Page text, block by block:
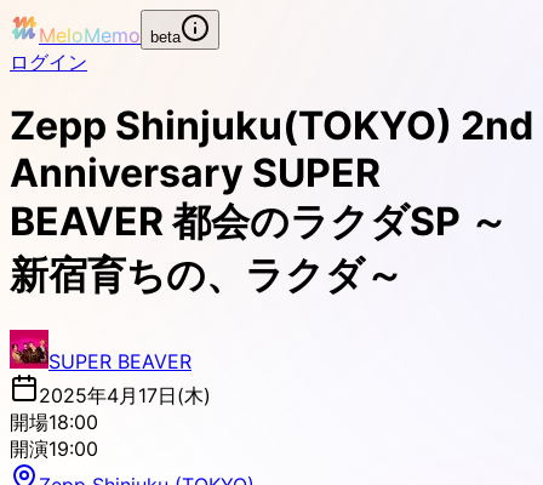
MeloMemo beta
ログイン
Zepp Shinjuku(TOKYO) 2nd
Anniversary SUPER
BEAVER 都会のラクダSP ～
新宿育ちの、ラクダ～
SUPER BEAVER
2025年4月17日(木)
開場18:00
開演19:00